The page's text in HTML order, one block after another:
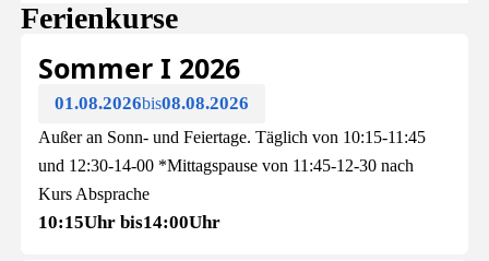
Ferienkurse
Sommer I 2026
01.08.2026bis08.08.2026
Außer an Sonn- und Feiertage. Täglich von 10:15-11:45
und 12:30-14-00 *Mittagspause von 11:45-12-30 nach
Kurs Absprache
10:15Uhr bis14:00Uhr